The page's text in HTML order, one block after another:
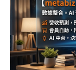
司
也
能
借！
2026
青